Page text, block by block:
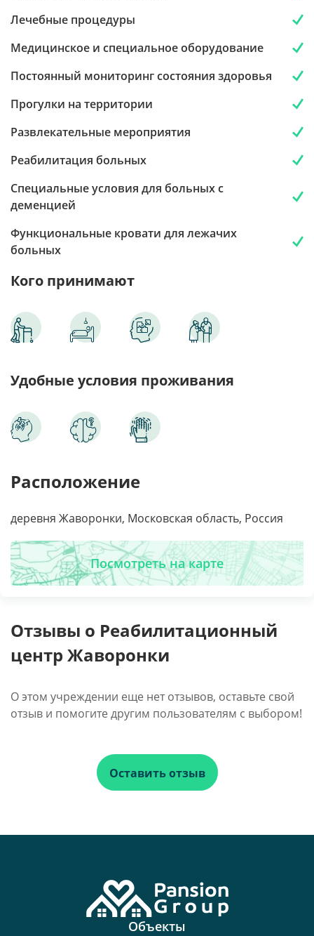
Лечебные процедуры
Медицинское и специальное оборудование
Постоянный мониторинг состояния здоровья
Прогулки на территории
Развлекательные мероприятия
Реабилитация больных
Специальные условия для больных с
деменцией
Функциональные кровати для лежачих
больных
Кого принимают
Удобные условия проживания
Расположение
деревня Жаворонки, Московская область, Россия
Посмотреть на карте
Отзывы о Реабилитационный
центр Жаворонки
О этом учреждении еще нет отзывов, оставьте свой
отзыв и помогите другим пользователям с выбором!
Оставить отзыв
Объекты